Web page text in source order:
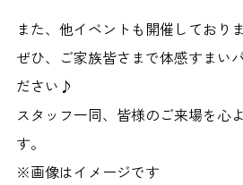
また、他イベントも開催しておりま
ぜひ、ご家族皆さまで体感すまい
ださい♪
スタッフ一同、皆様のご来場を心
す。
※画像はイメージです